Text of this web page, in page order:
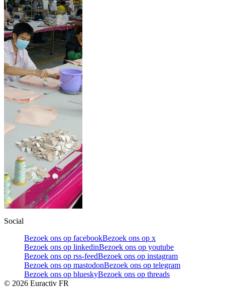
Social
Bezoek ons op facebookBezoek ons op x
Bezoek ons op linkedinBezoek ons op youtube
Bezoek ons op rss-feedBezoek ons op instagram
Bezoek ons op mastodonBezoek ons op telegram
Bezoek ons op blueskyBezoek ons op threads
© 2026 Euractiv FR